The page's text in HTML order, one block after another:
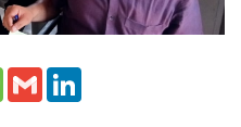
Message
Gmail